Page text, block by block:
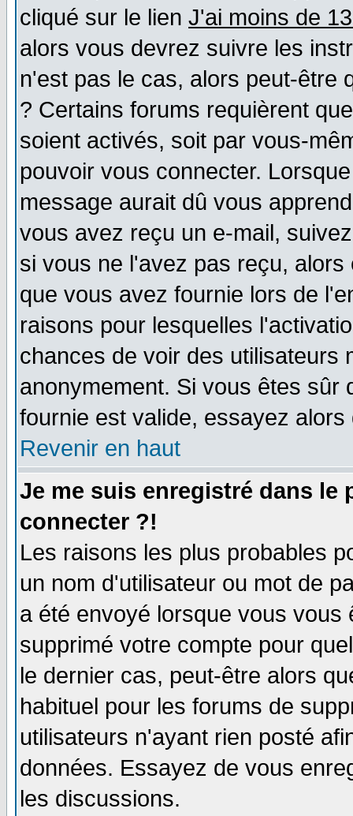
cliqué sur le lien J'ai moins de
alors vous devrez suivre les
n'est pas le cas, alors peut-être
? Certains forums requièrent
soient activés, soit par vous-
pouvoir vous connecter.
message aurait dû vous
vous avez reçu un e-mail,
si vous ne l'avez pas reçu,
que vous avez fournie lors de
raisons pour lesquelles
chances de voir des utilisateurs
anonymement. Si vous êtes sûr
fournie est valide, essayez
Revenir en haut
Je me suis enregistré dans le
connecter ?!
Les raisons les plus probables
un nom d'utilisateur ou mot de
a été envoyé lorsque vous
supprimé votre compte pour
le dernier cas, peut-être alors
habituel pour les forums de
utilisateurs n'ayant rien posté
données. Essayez de vous
les discussions.